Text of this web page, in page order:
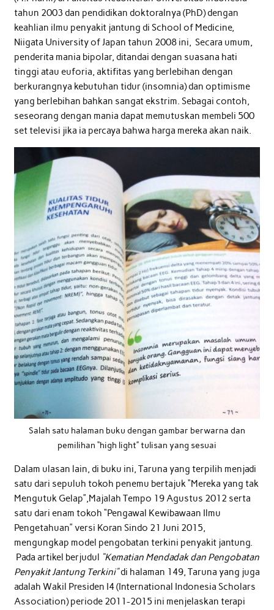
tahun 2003 dan pendidikan doktoralnya (PhD) dengan
keahlian ilmu penyakit jantung di School of Medicine,
Niigata University of Japan tahun 2008 ini, Secara umum,
penderita mania bipolar, ditandai dengan suasana hati
tinggi atau euforia, aktifitas yang berlebihan dengan
berkurangnya kebutuhan tidur (insomnia) dan optimisme
yang berlebihan bahkan sangat ekstrim. Sebagai contoh,
seseorang dengan mania dapat memutuskan membeli 500
set televisi jika ia percaya bahwa harga mereka akan naik.
Salah satu halaman buku dengan gambar berwarna dan
pemilihan “high light” tulisan yang sesuai
Dalam ulasan lain, di buku ini, Taruna yang terpilih menjadi
satu dari sepuluh tokoh penemu bertajuk “Mereka yang tak
Mengutuk Gelap”,Majalah Tempo 19 Agustus 2012 serta
satu dari enam tokoh “Pengawal Kewibawaan Ilmu
Pengetahuan” versi Koran Sindo 21 Juni 2015,
mengungkap model pengobatan terkini penyakit jantung.
Pada artikel berjudul
“Kematian Mendadak dan Pengobatan
Penyakit Jantung Terkini”di halaman 149, Taruna yang juga
adalah Wakil Presiden I4 (International Indonesia Scholars
Association) periode 2011-2015 ini menjelaskan terapi